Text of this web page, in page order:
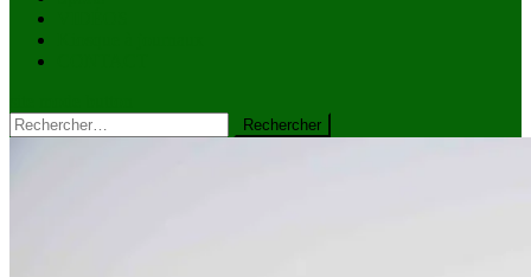
Rechercher :